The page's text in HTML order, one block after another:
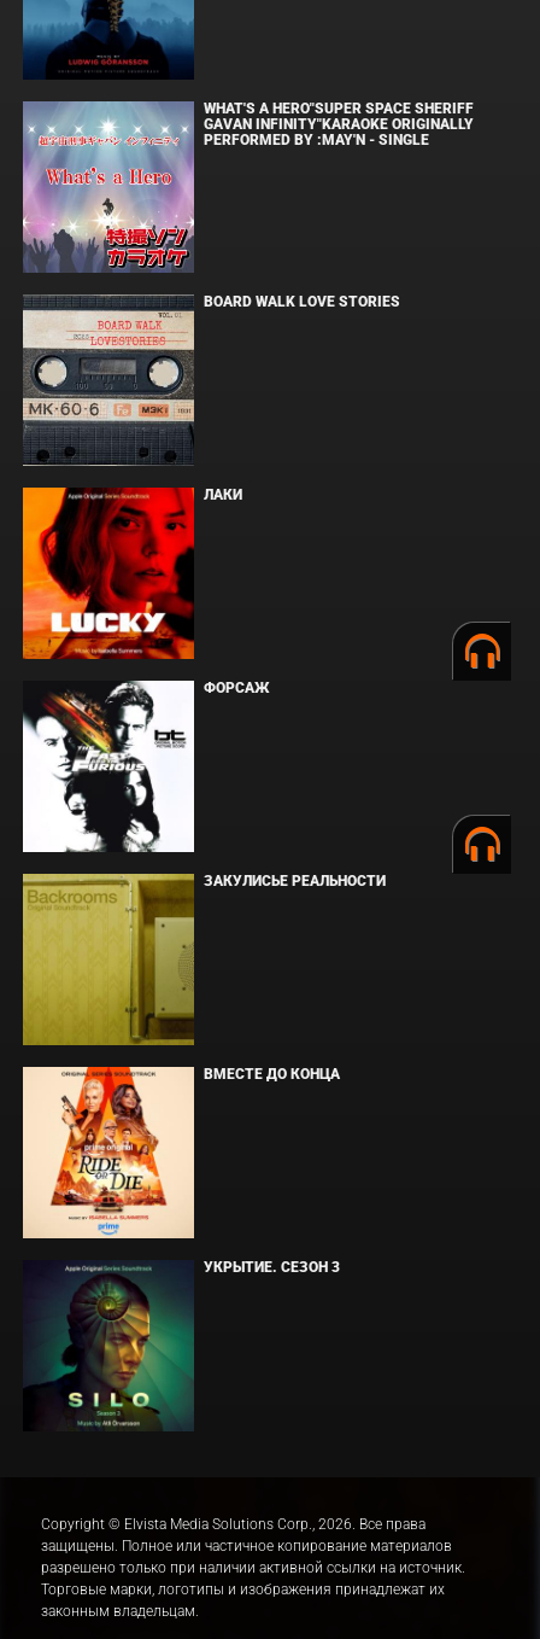
WHAT'S A HERO"SUPER SPACE SHERIFF
GAVAN INFINITY"KARAOKE ORIGINALLY
PERFORMED BY :MAY'N - SINGLE
BOARD WALK LOVE STORIES
ЛАКИ
ФОРСАЖ
ЗАКУЛИСЬЕ РЕАЛЬНОСТИ
ВМЕСТЕ ДО КОНЦА
УКРЫТИЕ. СЕЗОН 3
Copyright © Elvista Media Solutions Corp., 2026. Все права
защищены. Полное или частичное копирование материалов
разрешено только при наличии активной ссылки на источник.
Торговые марки, логотипы и изображения принадлежат их
законным владельцам.